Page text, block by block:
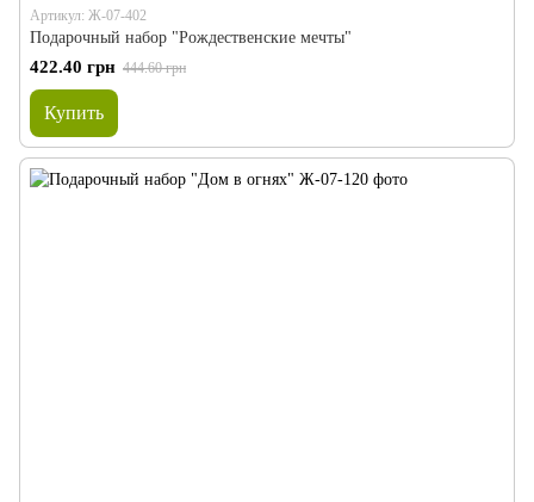
Артикул: Ж-07-402
Подарочный набор "Рождественские мечты"
422.40 грн 444.60 грн
Купить